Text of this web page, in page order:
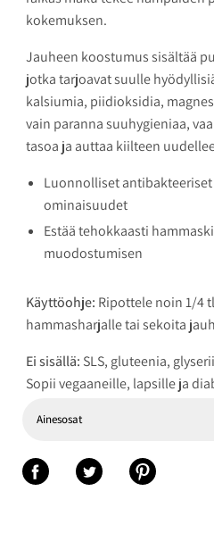
kokemuksen.
Jauheen koostumus sisältää
jotka tarjoavat suulle
kalsiumia, piidioksidia,
vain paranna suuhygieniaa,
tasoa ja auttaa kiilteen
Luonnolliset
ominaisuudet
Estää tehokkaasti
muodostumisen
Käyttöohje: Ripottele noin 1/4
hammasharjalle tai sekoita
Ei sisällä: SLS, gluteenia,
Sopii vegaaneille, lapsille ja
Ainesosat
Jaa FacebookiinJaa Twitteriin
Jaa